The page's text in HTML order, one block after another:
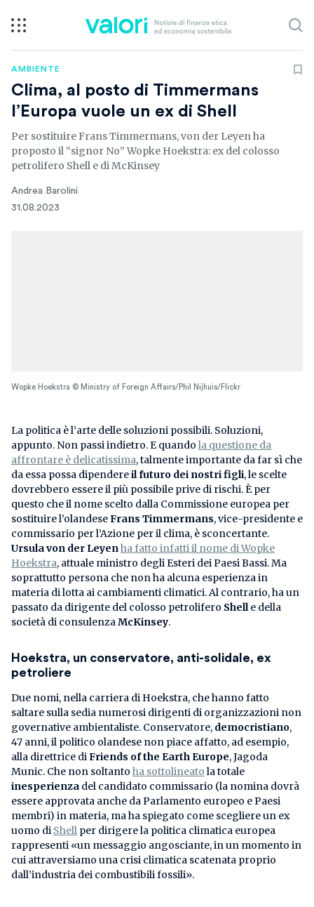
AMBIENTE
Clima, al posto di Timmermans
l’Europa vuole un ex di Shell
Per sostituire Frans Timmermans, von der Leyen ha
proposto il “signor No” Wopke Hoekstra: ex del colosso
petrolifero Shell e di McKinsey
Andrea Barolini
31.08.2023
Wopke Hoekstra © Ministry of Foreign Affairs/Phil Nijhuis/Flickr
La politica è l’arte delle soluzioni possibili. Soluzioni,
appunto. Non passi indietro. E quando la questione da
affrontare è delicatissima, talmente importante da far sì che
da essa possa dipendereil futuro dei nostri figli, le scelte
dovrebbero essere il più possibile prive di rischi. È per
questo che il nome scelto dalla Commissione europea per
sostituire l’olandeseFrans Timmermans, vice-presidente e
commissario per l’Azione per il clima, è sconcertante.
Ursula von der Leyenha fatto infatti il nome di Wopke
Hoekstra, attuale ministro degli Esteri dei Paesi Bassi. Ma
soprattutto persona che non ha alcuna esperienza in
materia di lotta ai cambiamenti climatici. Al contrario, ha un
passato da dirigente del colosso petrolifero Shelle della
società di consulenzaMcKinsey.
Hoekstra, un conservatore, anti-solidale, ex
petroliere
Due nomi, nella carriera di Hoekstra, che hanno fatto
saltare sulla sedia numerosi dirigenti di organizzazioni non
governative ambientaliste. Conservatore, democristiano,
47 anni, il politico olandese non piace affatto, ad esempio,
alla direttrice diFriends of the Earth Europe, Jagoda
Munic. Che non soltanto ha sottolineatola totale
inesperienza del candidato commissario (la nomina dovrà
essere approvata anche da Parlamento europeo e Paesi
membri) in materia, ma ha spiegato come scegliere un ex
uomo di Shell per dirigere la politica climatica europea
rappresenti «un messaggio angosciante, in un momento in
cui attraversiamo una crisi climatica scatenata proprio
dall’industria dei combustibili fossili».